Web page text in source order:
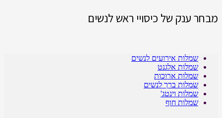
מבחר ענק של כיסויי ראש לנשים
שמלות אירועים לנשים
שמלות אלגנט
שמלות ארוכות
שמלות ברך לנשים
שמלות וינטג'
שמלות חוף